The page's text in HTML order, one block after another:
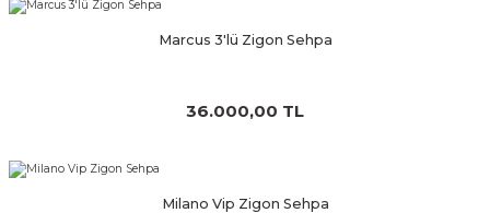
Marcus 3'lü Zigon Sehpa
36.000,00 TL
Milano Vip Zigon Sehpa